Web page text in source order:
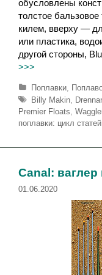
обусловлены
толстое
килем, вверху —
или пластика,
другой стороны,
>>>
Р
у
б
р
Поплавки,
М
е
т
и
Billy Makin,
Premier Floats
поплавки: цикл статей
Canal:
01.06.2020